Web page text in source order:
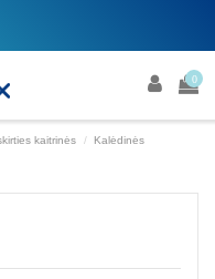
0
kaitrinės
Kalėdinės